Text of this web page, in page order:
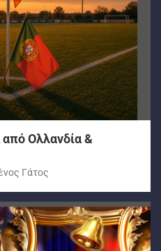
Ολλανδία &
Γάτος